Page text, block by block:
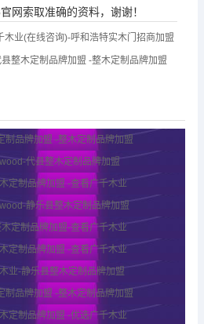
网索取准确的资料，谢谢！
木业(在线咨询)-呼和浩特实木门招商加盟
整木定制品牌加盟 -整木定制品牌加盟
制品牌加盟 -整木定制品牌加盟
代县整木定制品牌加盟
定制品牌加盟 -查看广千木业
静乐县整木定制品牌加盟
定制品牌加盟-查看广千木业
定制品牌加盟 -查看广千木业
业-静乐县整木定制品牌加盟
制品牌加盟 -整木定制品牌加盟
定制品牌加盟 -优选广千木业